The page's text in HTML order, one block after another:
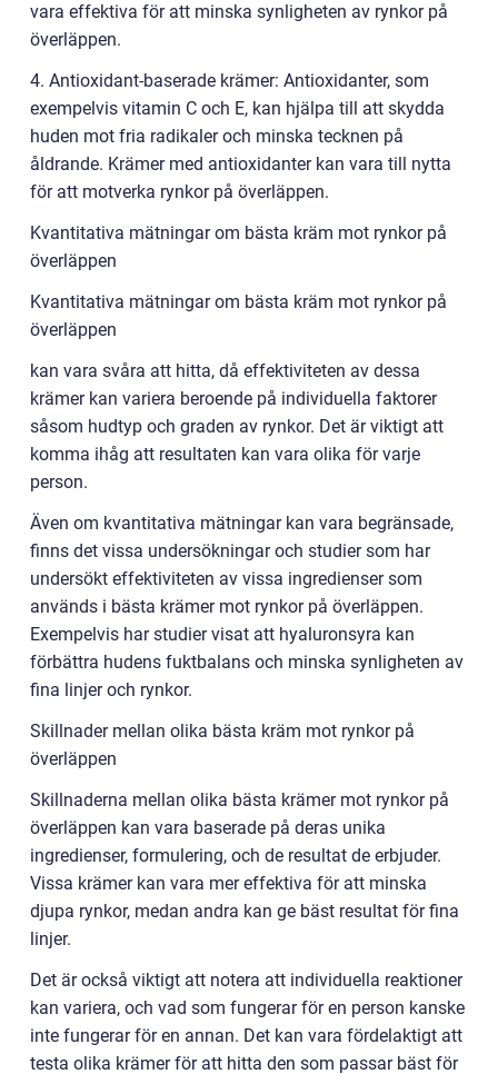
vara effektiva för att minska synligheten av rynkor på
överläppen.
4. Antioxidant-baserade krämer: Antioxidanter, som
exempelvis vitamin C och E, kan hjälpa till att skydda
huden mot fria radikaler och minska tecknen på
åldrande. Krämer med antioxidanter kan vara till nytta
för att motverka rynkor på överläppen.
Kvantitativa mätningar om bästa kräm mot rynkor på
överläppen
Kvantitativa mätningar om bästa kräm mot rynkor på
överläppen
kan vara svåra att hitta, då effektiviteten av dessa
krämer kan variera beroende på individuella faktorer
såsom hudtyp och graden av rynkor. Det är viktigt att
komma ihåg att resultaten kan vara olika för varje
person.
Även om kvantitativa mätningar kan vara begränsade,
finns det vissa undersökningar och studier som har
undersökt effektiviteten av vissa ingredienser som
används i bästa krämer mot rynkor på överläppen.
Exempelvis har studier visat att hyaluronsyra kan
förbättra hudens fuktbalans och minska synligheten av
fina linjer och rynkor.
Skillnader mellan olika bästa kräm mot rynkor på
överläppen
Skillnaderna mellan olika bästa krämer mot rynkor på
överläppen kan vara baserade på deras unika
ingredienser, formulering, och de resultat de erbjuder.
Vissa krämer kan vara mer effektiva för att minska
djupa rynkor, medan andra kan ge bäst resultat för fina
linjer.
Det är också viktigt att notera att individuella reaktioner
kan variera, och vad som fungerar för en person kanske
inte fungerar för en annan. Det kan vara fördelaktigt att
testa olika krämer för att hitta den som passar bäst för